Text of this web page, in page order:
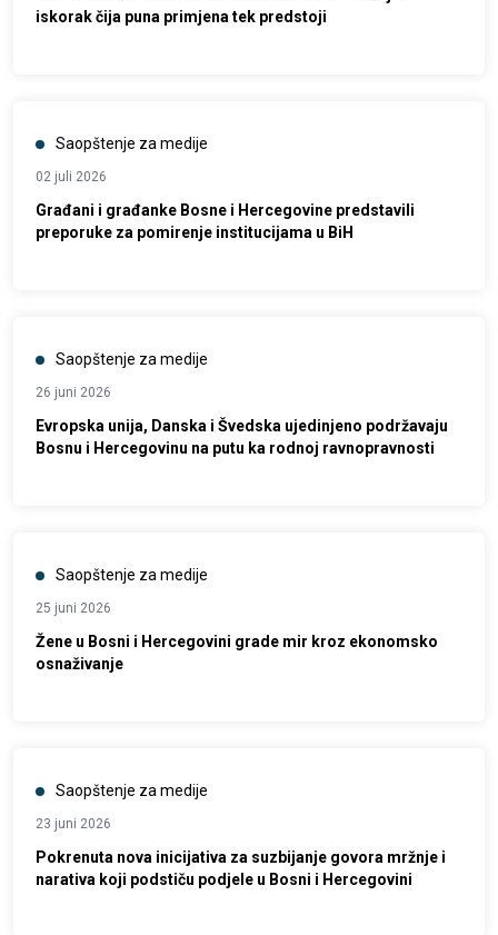
iskorak čija puna primjena tek predstoji
Saopštenje za medije
02 juli 2026
Građani i građanke Bosne i Hercegovine predstavili
preporuke za pomirenje institucijama u BiH
Saopštenje za medije
26 juni 2026
Evropska unija, Danska i Švedska ujedinjeno podržavaju
Bosnu i Hercegovinu na putu ka rodnoj ravnopravnosti
Saopštenje za medije
25 juni 2026
Žene u Bosni i Hercegovini grade mir kroz ekonomsko
osnaživanje
Saopštenje za medije
23 juni 2026
Pokrenuta nova inicijativa za suzbijanje govora mržnje i
narativa koji podstiču podjele u Bosni i Hercegovini